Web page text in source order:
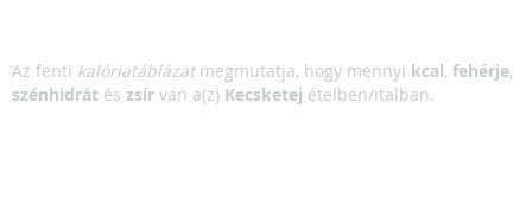
Az fenti kalóriatáblázatmegmutatja, hogy mennyi kcal, fehérje,
szénhidrát és zsír van a(z) Kecsketej ételben/italban.